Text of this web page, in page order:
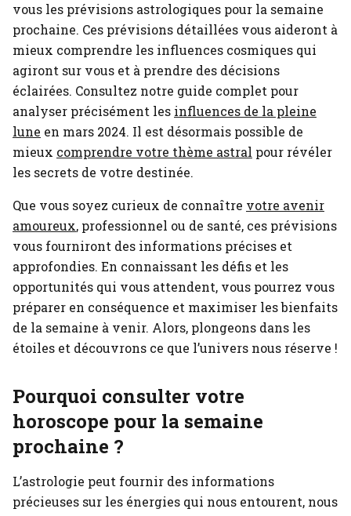
vous les prévisions astrologiques pour la semaine
prochaine. Ces prévisions détaillées vous aideront à
mieux comprendre les influences cosmiques qui
agiront sur vous et à prendre des décisions
éclairées. Consultez notre guide complet pour
analyser précisément les influences de la pleine
lune en mars 2024. Il est désormais possible de
mieux comprendre votre thème astral pour révéler
les secrets de votre destinée.
Que vous soyez curieux de connaître votre avenir
amoureux, professionnel ou de santé, ces prévisions
vous fourniront des informations précises et
approfondies. En connaissant les défis et les
opportunités qui vous attendent, vous pourrez vous
préparer en conséquence et maximiser les bienfaits
de la semaine à venir. Alors, plongeons dans les
étoiles et découvrons ce que l’univers nous réserve !
Pourquoi consulter votre
horoscope pour la semaine
prochaine ?
L’astrologie peut fournir des informations
précieuses sur les énergies qui nous entourent, nous